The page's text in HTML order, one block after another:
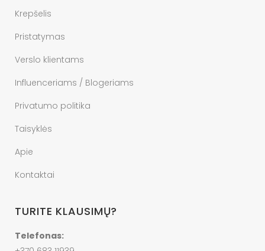
Krepšelis
Pristatymas
Verslo klientams
Influenceriams / Blogeriams
Privatumo politika
Taisyklės
Apie
Kontaktai
TURITE KLAUSIMŲ?
Telefonas: